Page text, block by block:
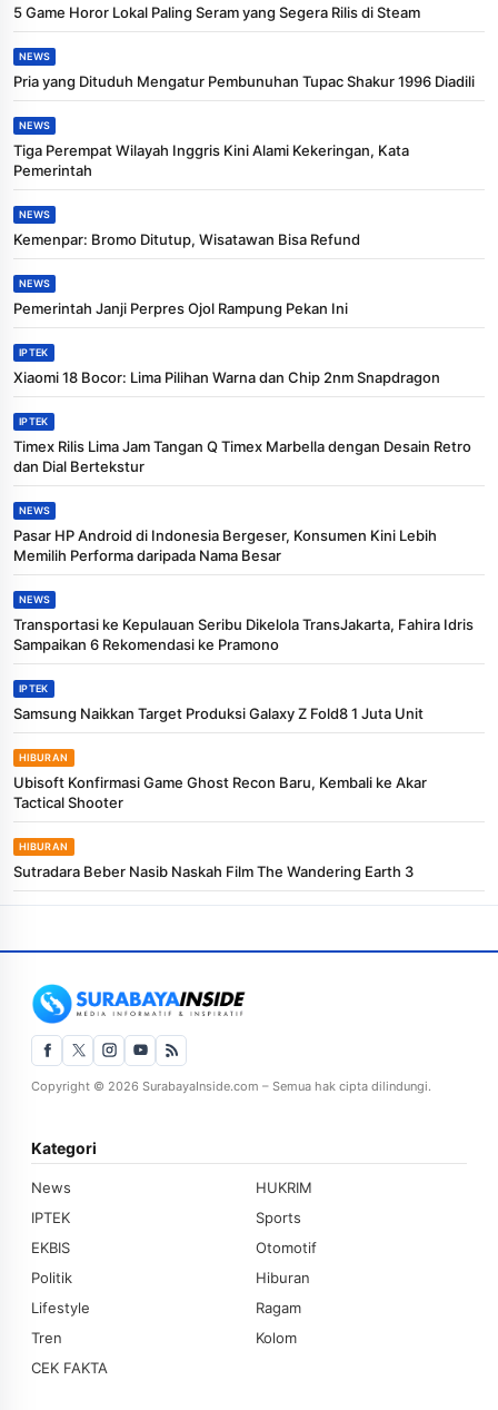
5 Game Horor Lokal Paling Seram yang Segera Rilis di Steam
NEWS
Pria yang Dituduh Mengatur Pembunuhan Tupac Shakur 1996 Diadili
NEWS
Tiga Perempat Wilayah Inggris Kini Alami Kekeringan, Kata
Pemerintah
NEWS
Kemenpar: Bromo Ditutup, Wisatawan Bisa Refund
NEWS
Pemerintah Janji Perpres Ojol Rampung Pekan Ini
IPTEK
Xiaomi 18 Bocor: Lima Pilihan Warna dan Chip 2nm Snapdragon
IPTEK
Timex Rilis Lima Jam Tangan Q Timex Marbella dengan Desain Retro
dan Dial Bertekstur
NEWS
Pasar HP Android di Indonesia Bergeser, Konsumen Kini Lebih
Memilih Performa daripada Nama Besar
NEWS
Transportasi ke Kepulauan Seribu Dikelola TransJakarta, Fahira Idris
Sampaikan 6 Rekomendasi ke Pramono
IPTEK
Samsung Naikkan Target Produksi Galaxy Z Fold8 1 Juta Unit
HIBURAN
Ubisoft Konfirmasi Game Ghost Recon Baru, Kembali ke Akar
Tactical Shooter
HIBURAN
Sutradara Beber Nasib Naskah Film The Wandering Earth 3
Copyright © 2026 SurabayaInside.com – Semua hak cipta dilindungi.
Kategori
News
HUKRIM
IPTEK
Sports
EKBIS
Otomotif
Politik
Hiburan
Lifestyle
Ragam
Tren
Kolom
CEK FAKTA